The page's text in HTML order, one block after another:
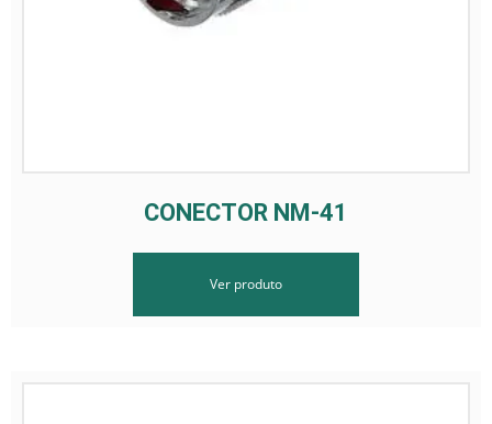
CONECTOR NM-41
Ver produto